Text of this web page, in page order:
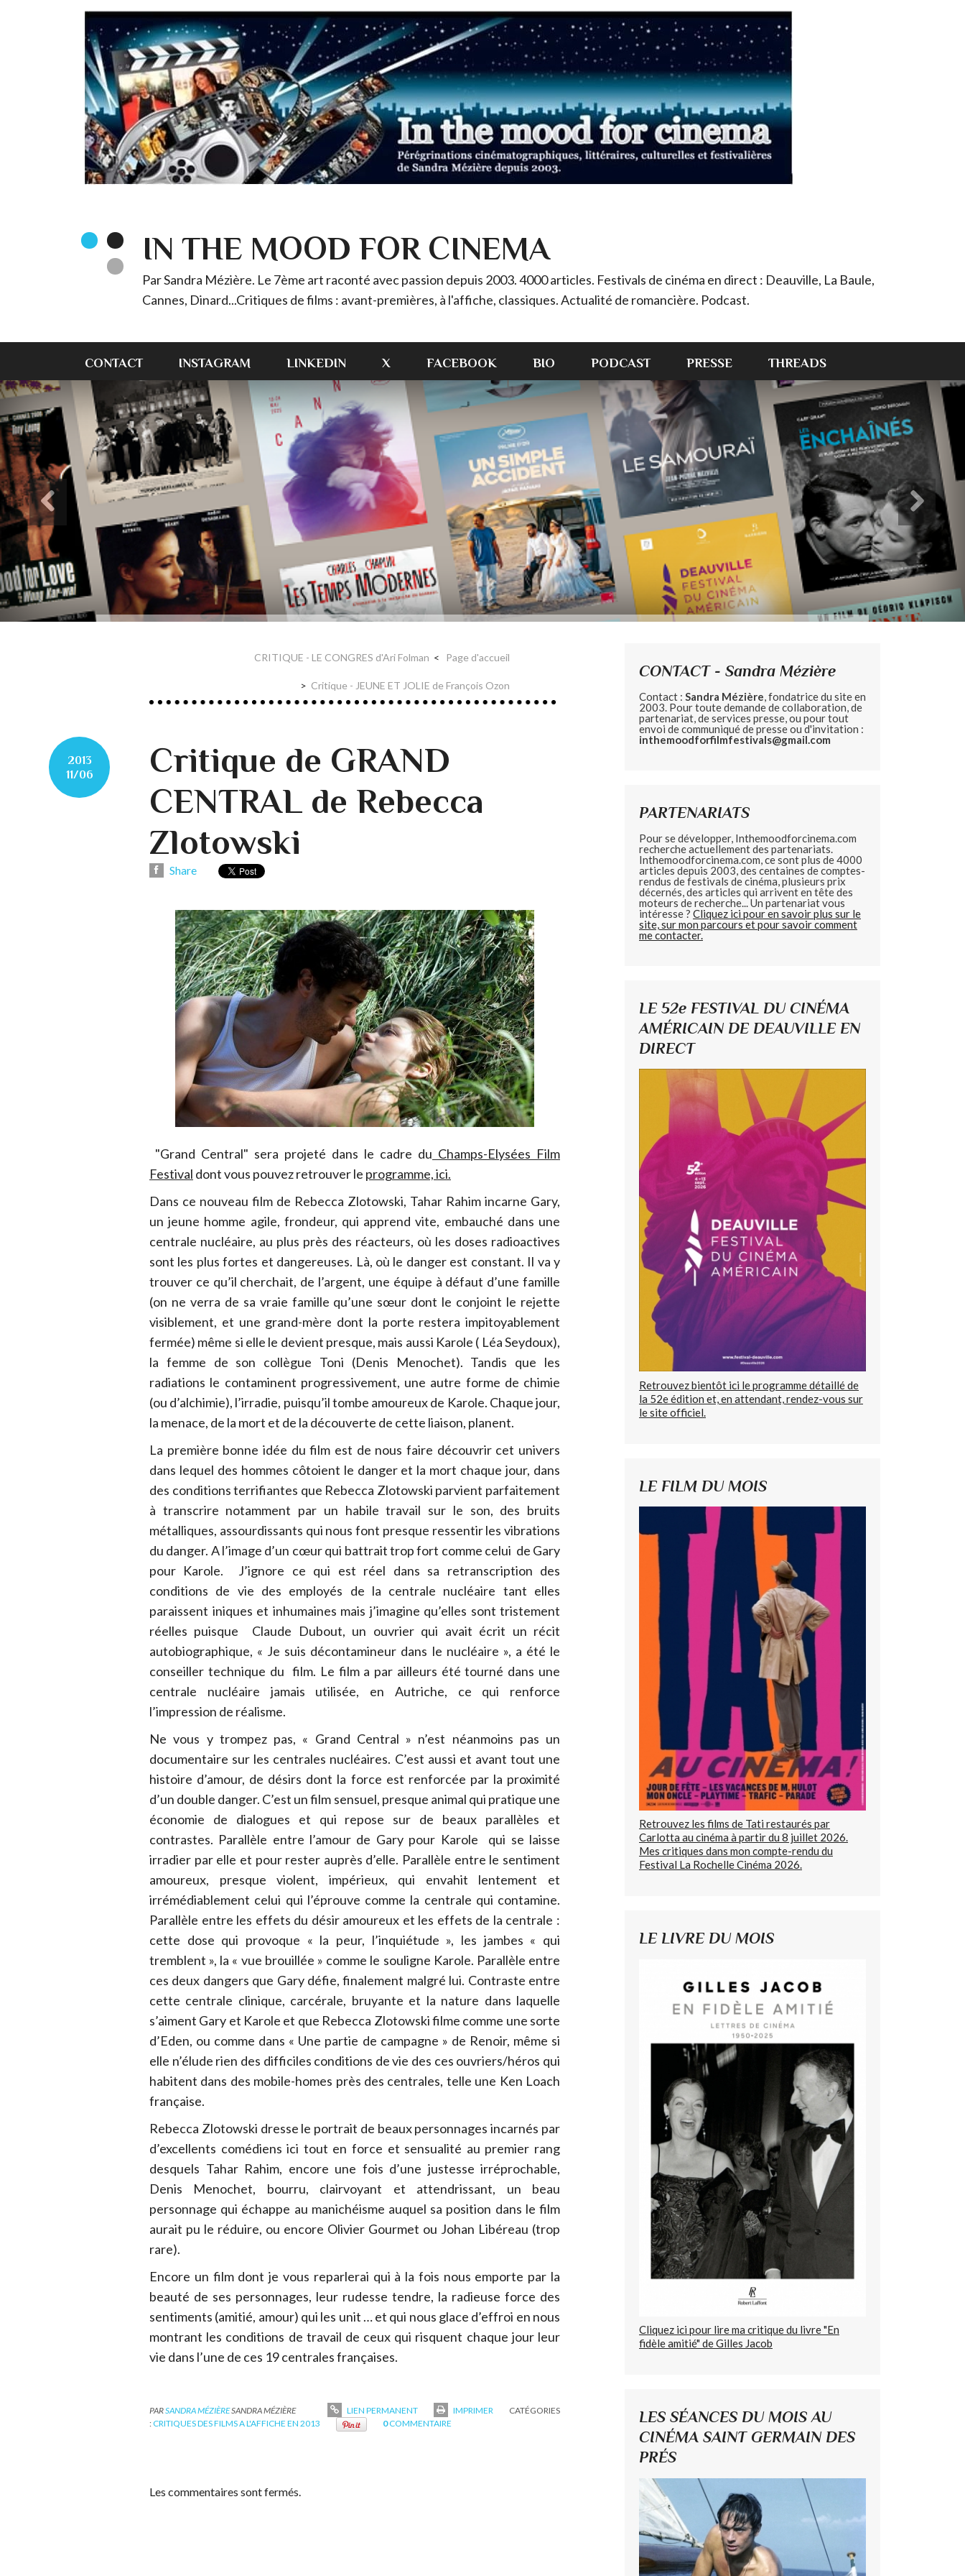
IN THE MOOD FOR CINEMA
Par Sandra Mézière. Le 7ème art raconté avec passion depuis 2003. 4000 articles. Festivals de cinéma en direct : Deauville, La Baule,
Cannes, Dinard...Critiques de films : avant-premières, à l'affiche, classiques. Actualité de romancière. Podcast.
CONTACT INSTAGRAM LINKEDIN X FACEBOOK BIO PODCAST PRESSE THREADS
CRITIQUE - LE CONGRES d'Ari Folman Page d'accueil
Critique - JEUNE ET JOLIE de François Ozon
2013
11/06
Critique de GRAND
CENTRAL de Rebecca
Zlotowski
Share
"Grand Central" sera projeté dans le cadre du Champs-Elysées Film
Festival dont vous pouvez retrouver le programme, ici.
Dans ce nouveau film de Rebecca Zlotowski, Tahar Rahim incarne Gary,
un jeune homme agile, frondeur, qui apprend vite, embauché dans une
centrale nucléaire, au plus près des réacteurs, où les doses radioactives
sont les plus fortes et dangereuses. Là, où le danger est constant. Il va y
trouver ce qu’il cherchait, de l’argent, une équipe à défaut d’une famille
(on ne verra de sa vraie famille qu’une sœur dont le conjoint le rejette
visiblement, et une grand-mère dont la porte restera impitoyablement
fermée) même si elle le devient presque, mais aussi Karole ( Léa Seydoux),
la femme de son collègue Toni (Denis Menochet). Tandis que les
radiations le contaminent progressivement, une autre forme de chimie
(ou d’alchimie), l’irradie, puisqu’il tombe amoureux de Karole. Chaque jour,
la menace, de la mort et de la découverte de cette liaison, planent.
La première bonne idée du film est de nous faire découvrir cet univers
dans lequel des hommes côtoient le danger et la mort chaque jour, dans
des conditions terrifiantes que Rebecca Zlotowski parvient parfaitement
à transcrire notamment par un habile travail sur le son, des bruits
métalliques, assourdissants qui nous font presque ressentir les vibrations
du danger. A l’image d’un cœur qui battrait trop fort comme celui de Gary
pour Karole. J’ignore ce qui est réel dans sa retranscription des
conditions de vie des employés de la centrale nucléaire tant elles
paraissent iniques et inhumaines mais j’imagine qu’elles sont tristement
réelles puisque Claude Dubout, un ouvrier qui avait écrit un récit
autobiographique, « Je suis décontamineur dans le nucléaire », a été le
conseiller technique du film. Le film a par ailleurs été tourné dans une
centrale nucléaire jamais utilisée, en Autriche, ce qui renforce
l’impression de réalisme.
Ne vous y trompez pas, « Grand Central » n’est néanmoins pas un
documentaire sur les centrales nucléaires. C’est aussi et avant tout une
histoire d’amour, de désirs dont la force est renforcée par la proximité
d’un double danger. C’est un film sensuel, presque animal qui pratique une
économie de dialogues et qui repose sur de beaux parallèles et
contrastes. Parallèle entre l’amour de Gary pour Karole qui se laisse
irradier par elle et pour rester auprès d’elle. Parallèle entre le sentiment
amoureux, presque violent, impérieux, qui envahit lentement et
irrémédiablement celui qui l’éprouve comme la centrale qui contamine.
Parallèle entre les effets du désir amoureux et les effets de la centrale :
cette dose qui provoque « la peur, l’inquiétude », les jambes « qui
tremblent », la « vue brouillée » comme le souligne Karole. Parallèle entre
ces deux dangers que Gary défie, finalement malgré lui. Contraste entre
cette centrale clinique, carcérale, bruyante et la nature dans laquelle
s’aiment Gary et Karole et que Rebecca Zlotowski filme comme une sorte
d’Eden, ou comme dans « Une partie de campagne » de Renoir, même si
elle n’élude rien des difficiles conditions de vie des ces ouvriers/héros qui
habitent dans des mobile-homes près des centrales, telle une Ken Loach
française.
Rebecca Zlotowski dresse le portrait de beaux personnages incarnés par
d’excellents comédiens ici tout en force et sensualité au premier rang
desquels Tahar Rahim, encore une fois d’une justesse irréprochable,
Denis Menochet, bourru, clairvoyant et attendrissant, un beau
personnage qui échappe au manichéisme auquel sa position dans le film
aurait pu le réduire, ou encore Olivier Gourmet ou Johan Libéreau (trop
rare).
Encore un film dont je vous reparlerai qui à la fois nous emporte par la
beauté de ses personnages, leur rudesse tendre, la radieuse force des
sentiments (amitié, amour) qui les unit … et qui nous glace d’effroi en nous
montrant les conditions de travail de ceux qui risquent chaque jour leur
vie dans l’une de ces 19 centrales françaises.
PARSANDRA MÉZIÈRESANDRA MÉZIÈRE LIEN PERMANENT IMPRIMER
CATÉGORIES
: CRITIQUES DES FILMS A L'AFFICHE EN 2013 0 COMMENTAIRE
Les commentaires sont fermés.
CONTACT - Sandra Mézière
Contact : Sandra Mézière, fondatrice du site en
2003. Pour toute demande de collaboration, de
partenariat, de services presse, ou pour tout
envoi de communiqué de presse ou d'invitation :
inthemoodforfilmfestivals@gmail.com
PARTENARIATS
Pour se développer, Inthemoodforcinema.com
recherche actuellement des partenariats.
Inthemoodforcinema.com, ce sont plus de 4000
articles depuis 2003, des centaines de comptes-
rendus de festivals de cinéma, plusieurs prix
décernés, des articles qui arrivent en tête des
moteurs de recherche... Un partenariat vous
intéresse ? Cliquez ici pour en savoir plus sur le
site, sur mon parcours et pour savoir comment
me contacter.
LE 52e FESTIVAL DU CINÉMA
AMÉRICAIN DE DEAUVILLE EN
DIRECT
Retrouvez bientôt ici le programme détaillé de
la 52e édition et, en attendant, rendez-vous sur
le site officiel.
LE FILM DU MOIS
Retrouvez les films de Tati restaurés par
Carlotta au cinéma à partir du 8 juillet 2026.
Mes critiques dans mon compte-rendu du
Festival La Rochelle Cinéma 2026.
LE LIVRE DU MOIS
Cliquez ici pour lire ma critique du livre "En
fidèle amitié" de Gilles Jacob
LES SÉANCES DU MOIS AU
CINÉMA SAINT GERMAIN DES
PRÉS